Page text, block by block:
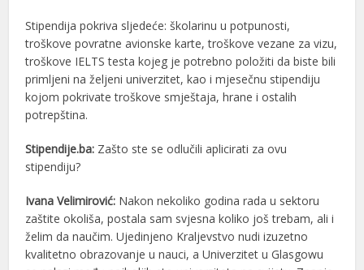
Stipendija pokriva sljedeće: školarinu u potpunosti,
troškove povratne avionske karte, troškove vezane za vizu,
troškove IELTS testa kojeg je potrebno položiti da biste bili
primljeni na željeni univerzitet, kao i mjesečnu stipendiju
kojom pokrivate troškove smještaja, hrane i ostalih
potrepština.
Stipendije.ba: Zašto ste se odlučili aplicirati za ovu
stipendiju?
Ivana Velimirović: Nakon nekoliko godina rada u sektoru
zaštite okoliša, postala sam svjesna koliko još trebam, ali i
želim da naučim. Ujedinjeno Kraljevstvo nudi izuzetno
kvalitetno obrazovanje u nauci, a Univerzitet u Glasgowu